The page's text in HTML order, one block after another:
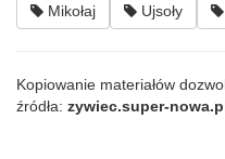
Mikołaj Ujsoły
Kopiowanie materiałów
źródła: zywiec.super-